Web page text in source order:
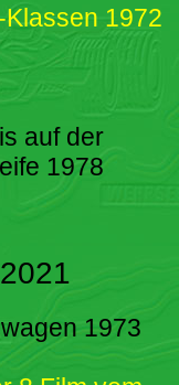
1972
auf der
1978
1973